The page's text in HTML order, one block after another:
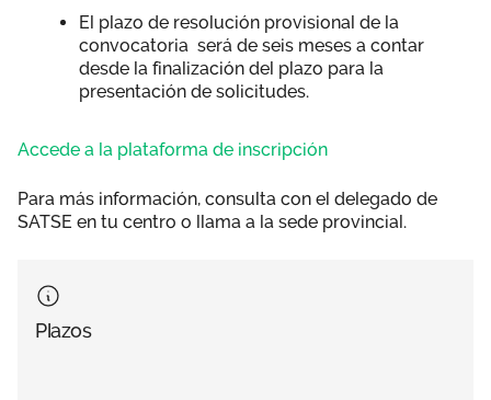
El plazo de resolución provisional de la
convocatoria será de seis meses a contar
desde la finalización del plazo para la
presentación de solicitudes.
Accede a la plataforma de inscripción
Para más información, consulta con el delegado de
SATSE en tu centro o llama a la sede provincial.
Plazos